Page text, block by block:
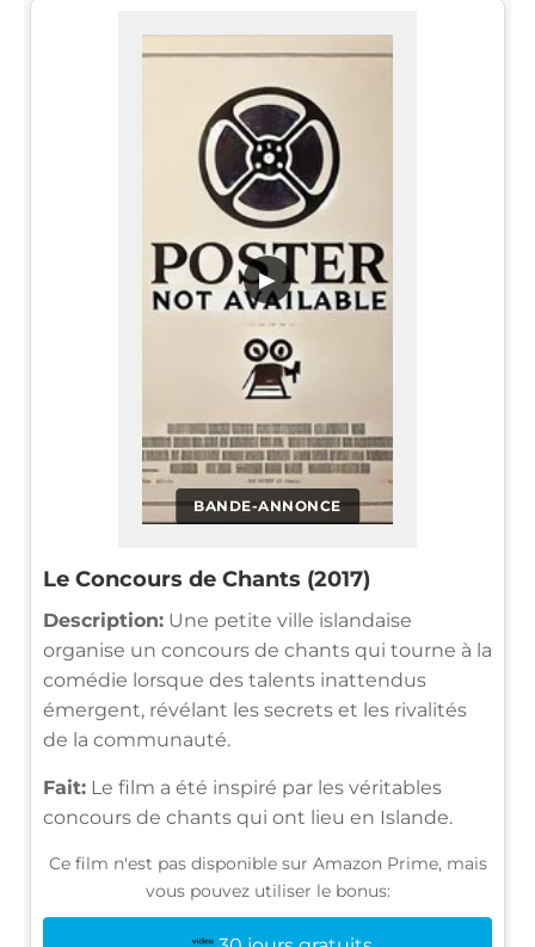
BANDE-ANNONCE
▶
Le Concours de Chants (2017)
Description: Une petite ville islandaise
organise un concours de chants qui tourne à la
comédie lorsque des talents inattendus
émergent, révélant les secrets et les rivalités
de la communauté.
Fait: Le film a été inspiré par les véritables
concours de chants qui ont lieu en Islande.
Ce film n'est pas disponible sur Amazon Prime, mais
vous pouvez utiliser le bonus: